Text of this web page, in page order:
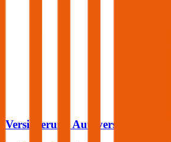
Versicherung Autoversicherung